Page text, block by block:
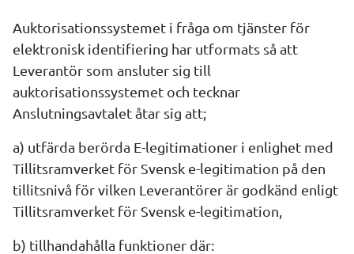
Auktorisationssystemet i fråga om tjänster för
elektronisk identifiering har utformats så att
Leverantör som ansluter sig till
auktorisationssystemet och tecknar
Anslutningsavtalet åtar sig att;
a) utfärda berörda E-legitimationer i enlighet med
Tillitsramverket för Svensk e-legitimation på den
tillitsnivå för vilken Leverantörer är godkänd enligt
Tillitsramverket för Svensk e-legitimation,
b) tillhandahålla funktioner där: